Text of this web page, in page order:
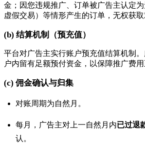
金；因您违规推广、订单被广告主认定为
虚假交易）等情形产生的订单，无权获取
(b) 结算机制（预充值）
平台对广告主实行账户预充值结算机制
户内留有足额预付资金，以保障推广费用
(c) 佣金确认与归集
对账周期为自然月。
每月，广告主对上一自然月内已过退
认。